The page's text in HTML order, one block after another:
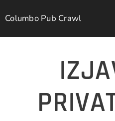
Columbo Pub Crawl